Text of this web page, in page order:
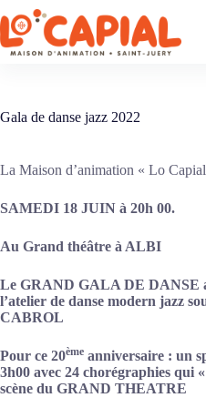
Passer
au
contenu
Gala de danse jazz 2022
La Maison d’animation « Lo
SAMEDI 18 JUIN à 20h 00.
Au Grand théâtre à ALBI
Le GRAND GALA DE DANSE
l’atelier de danse modern jazz
CABROL
Pour ce 20ème anniversaire : un
3h00 avec 24 chorégraphies qui
scène du GRAND THEATRE